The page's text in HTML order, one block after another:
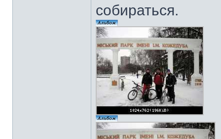
собираться.